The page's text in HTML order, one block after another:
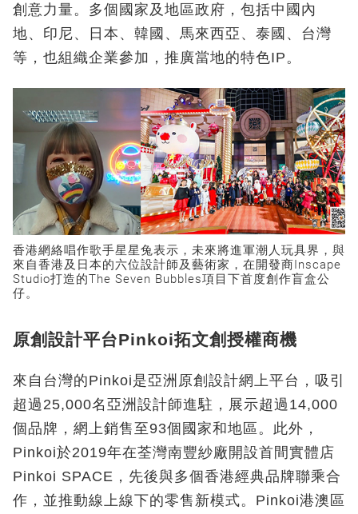
創意力量。多個國家及地區政府，包括中國內
地、印尼、日本、韓國、馬來西亞、泰國、台灣
等，也組織企業參加，推廣當地的特色IP。
香港網絡唱作歌手星星兔表示，未來將進軍潮人玩具界，與
來自香港及日本的六位設計師及藝術家，在開發商Inscape
Studio打造的The Seven Bubbles項目下首度創作盲盒公
仔。
原創設計平台Pinkoi拓文創授權商機
來自台灣的Pinkoi是亞洲原創設計網上平台，吸引
超過25,000名亞洲設計師進駐，展示超過14,000
個品牌，網上銷售至93個國家和地區。此外，
Pinkoi於2019年在荃灣南豐紗廠開設首間實體店
Pinkoi SPACE，先後與多個香港經典品牌聯乘合
作，並推動線上線下的零售新模式。Pinkoi港澳區